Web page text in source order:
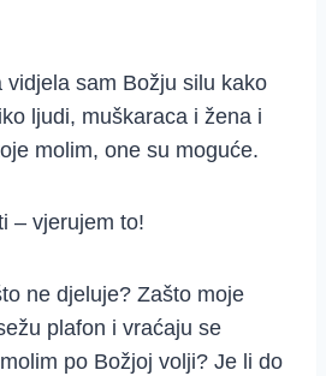
vidjela sam Božju silu kako
ljudi, muškaraca i žena i
molim, one su moguće.
– vjerujem to!
ne djeluje? Zašto moje
plafon i vraćaju se
po Božjoj volji? Je li do